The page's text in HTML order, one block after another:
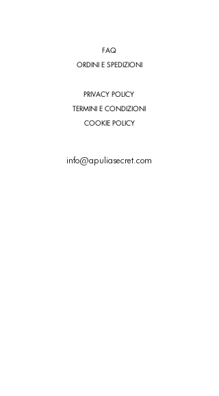
FAQ
ORDINI E SPEDIZIONI
PRIVACY POLICY
TERMINI E CONDIZIONI
COOKIE POLICY
info@apuliasecret.com